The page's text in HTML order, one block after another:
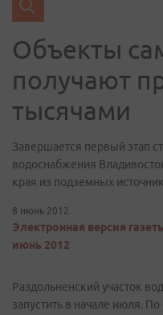
Объекты
получают
тысячами
Завершается первый этап
водоснабжения
края из подземных
8 июнь 2012
Электронная версия
июнь 2012
Раздольненский участок
запустить в начале июля.